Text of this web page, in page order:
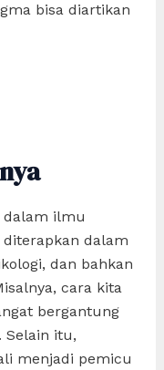
bisa diartikan
dalam ilmu
dalam
dan bahkan
cara kita
bergantung
Selain itu,
menjadi pemicu